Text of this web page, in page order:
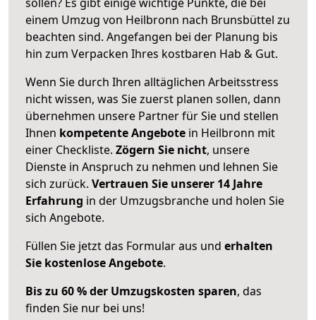
einem Umzug von Heilbronn nach Brunsbüttel zu
beachten sind. Angefangen bei der Planung bis
hin zum Verpacken Ihres kostbaren Hab & Gut.
Wenn Sie durch Ihren alltäglichen Arbeitsstress
nicht wissen, was Sie zuerst planen sollen, dann
übernehmen unsere Partner für Sie und stellen
Ihnen kompetente Angebote in Heilbronn mit
einer Checkliste. Zögern Sie nicht, unsere
Dienste in Anspruch zu nehmen und lehnen Sie
sich zurück. Vertrauen Sie unserer 14 Jahre
Erfahrung in der Umzugsbranche und holen Sie
sich Angebote.
Füllen Sie jetzt das Formular aus und erhalten
Sie kostenlose Angebote.
Bis zu 60 % der Umzugskosten sparen, das
finden Sie nur bei uns!